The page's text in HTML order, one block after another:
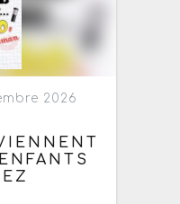
2026